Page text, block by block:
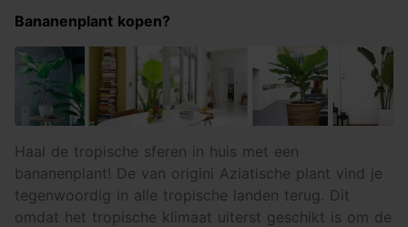
Bananenplant kopen?
Haal de tropische sferen in huis met een
bananenplant! De van origini Aziatische plant vind je
tegenwoordig in alle tropische landen terug. Dit
omdat het tropische klimaat uiterst geschikt is om de